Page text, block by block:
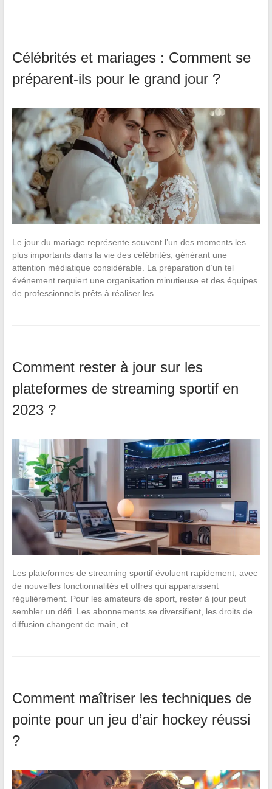
Célébrités et mariages : Comment se
préparent-ils pour le grand jour ?
Le jour du mariage représente souvent l’un des moments les
plus importants dans la vie des célébrités, générant une
attention médiatique considérable. La préparation d’un tel
événement requiert une organisation minutieuse et des équipes
de professionnels prêts à réaliser les…
Comment rester à jour sur les
plateformes de streaming sportif en
2023 ?
Les plateformes de streaming sportif évoluent rapidement, avec
de nouvelles fonctionnalités et offres qui apparaissent
régulièrement. Pour les amateurs de sport, rester à jour peut
sembler un défi. Les abonnements se diversifient, les droits de
diffusion changent de main, et…
Comment maîtriser les techniques de
pointe pour un jeu d’air hockey réussi
?